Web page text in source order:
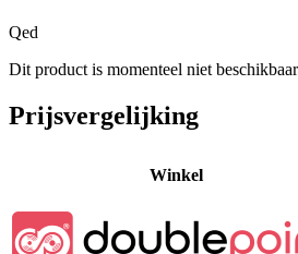
Qed
Dit product is momenteel niet
Prijsvergelijking
Winkel